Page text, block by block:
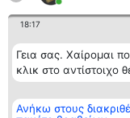
18:17
Γεια σας. Χαίρομαι
κλικ στο αντίστοιχο
Ανήκω στους
Διοργανωτής της
κατάταξης